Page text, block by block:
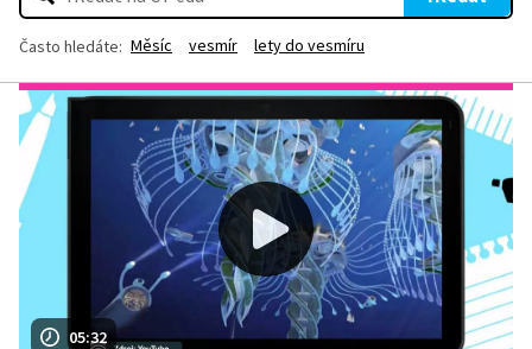
Často hledáte: Měsíc vesmír lety do vesmíru
05:32